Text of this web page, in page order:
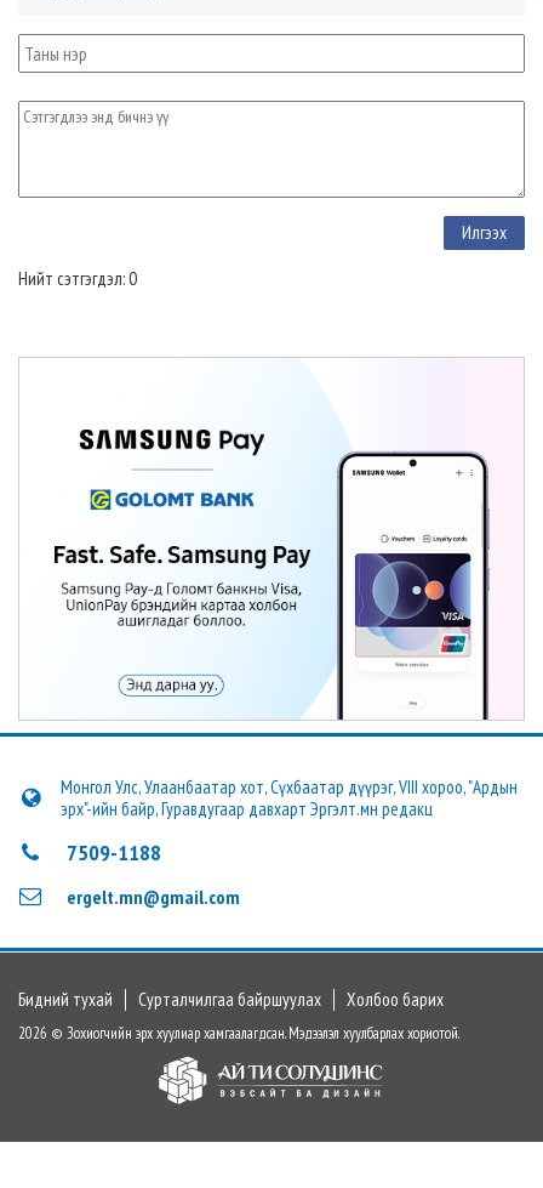
Нийт сэтгэгдэл: 0
Монгол Улс, Улаанбаатар хот, Сүхбаатар дүүрэг, VIII хороо, "Ардын
эрх"-ийн байр, Гуравдугаар давхарт Эргэлт.мн редакц
7509-1188
ergelt.mn@gmail.com
Бидний тухай Сурталчилгаа байршуулах Холбоо барих
2026 © Зохиогчийн эрх хуулиар хамгаалагдсан. Мэдээлэл хуулбарлах хориотой.